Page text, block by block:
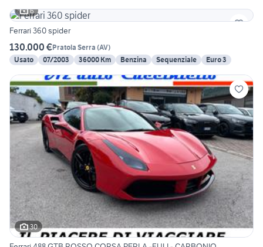
6
Ferrari 360 spider
130.000 €Pratola Serra (AV)
Usato
07/2003 36000 Km Benzina Sequenziale Euro 3
30